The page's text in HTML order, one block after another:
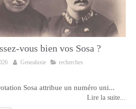
vous bien vos Sosa ?
Genealuxie recherches
Sosa attribue un numéro uni...
Lire la suite...